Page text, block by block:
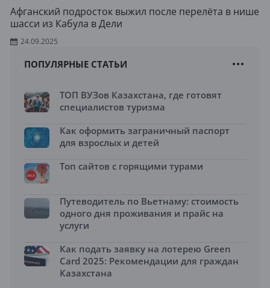
Афганский подросток выжил после перелёта в нише
шасси из Кабула в Дели
24.09.2025
ПОПУЛЯРНЫЕ СТАТЬИ
ТОП ВУЗов Казахстана, где готовят
специалистов туризма
Как оформить заграничный паспорт
для взрослых и детей
Топ сайтов с горящими турами
Путеводитель по Вьетнаму: стоимость
одного дня проживания и прайс на
услуги
Как подать заявку на лотерею Green
Card 2025: Рекомендации для граждан
Казахстана